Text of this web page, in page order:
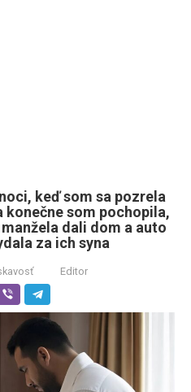
keď som sa pozrela
konečne som pochopila,
dali dom a auto
za ich syna
Editor